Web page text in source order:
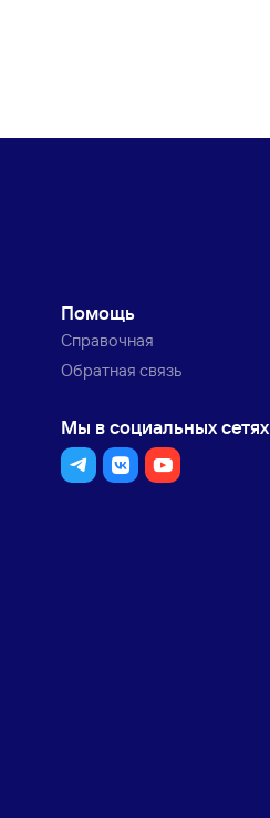
Помощь
Справочная
Обратная связь
Мы в социальных сетях